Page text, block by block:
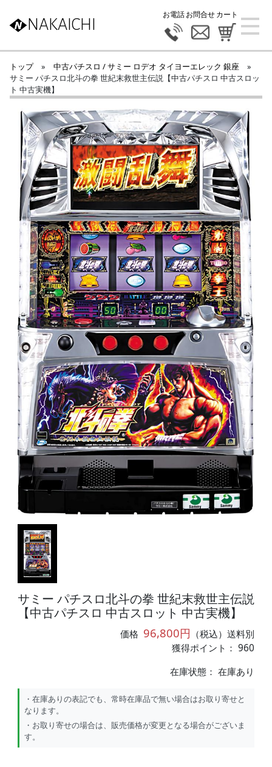
NAKAICHI
お電話お問合せカート
トップ » 中古パチスロ / サミー ロデオ タイヨーエレック 銀座
»
サミー パチスロ北斗の拳 世紀末救世主伝説【中古パチスロ 中古スロッ
ト 中古実機】
サミー パチスロ北斗の拳 世紀末救世主伝説
【中古パチスロ 中古スロット 中古実機】
価格 96,800円 （税込）送料別
獲得ポイント： 960
在庫状態：在庫あり
・在庫ありの表記でも、常時在庫品で無い場合はお取り寄せと
なります。
・お取り寄せの場合は、販売価格が変更となる場合がございま
す。